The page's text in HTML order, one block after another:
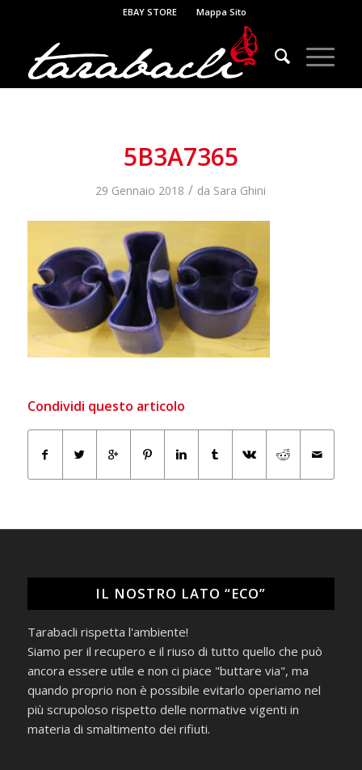
EBAY STORE Mappa Sito
5B3A7365
29 Gennaio 2018 / da Sara Ghini
Condividi questo articolo
IL NOSTRO LATO “ECO”
Tarabacli rispetta l'ambiente!
Siamo per il recupero e il riuso di tutto quello che può
ancora essere utile e non ci piace "buttare via", ma
quando proprio non è possibile evitarlo operiamo nel
più scrupoloso rispetto delle normative vigenti in
materia di smaltimento dei rifiuti.